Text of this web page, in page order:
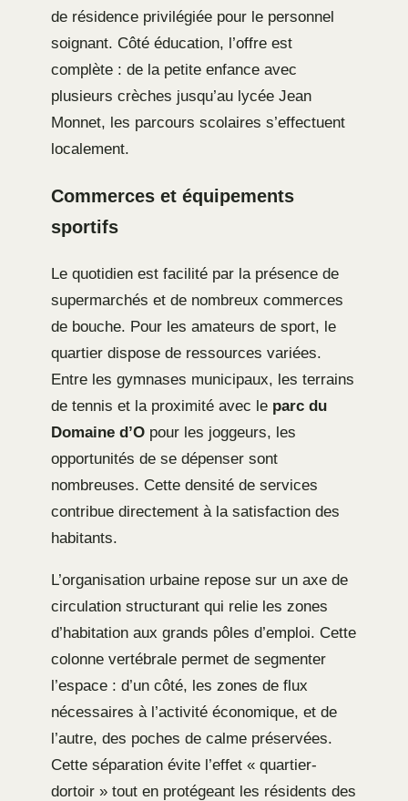
de résidence privilégiée pour le personnel
soignant. Côté éducation, l’offre est
complète : de la petite enfance avec
plusieurs crèches jusqu’au lycée Jean
Monnet, les parcours scolaires s’effectuent
localement.
Commerces et équipements
sportifs
Le quotidien est facilité par la présence de
supermarchés et de nombreux commerces
de bouche. Pour les amateurs de sport, le
quartier dispose de ressources variées.
Entre les gymnases municipaux, les terrains
de tennis et la proximité avec le parc du
Domaine d’O pour les joggeurs, les
opportunités de se dépenser sont
nombreuses. Cette densité de services
contribue directement à la satisfaction des
habitants.
L’organisation urbaine repose sur un axe de
circulation structurant qui relie les zones
d’habitation aux grands pôles d’emploi. Cette
colonne vertébrale permet de segmenter
l’espace : d’un côté, les zones de flux
nécessaires à l’activité économique, et de
l’autre, des poches de calme préservées.
Cette séparation évite l’effet « quartier-
dortoir » tout en protégeant les résidents des